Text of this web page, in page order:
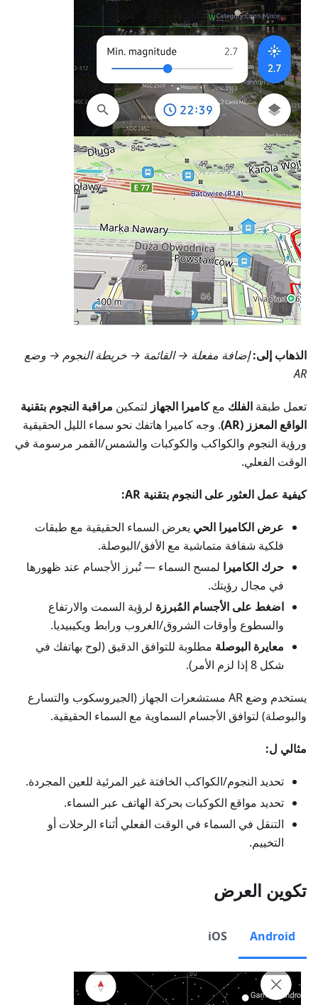
الذهاب إلى: إضافة مفعلة →القائمة → خريطة النجوم → وضع
AR
تعمل طبقة الفلك معكاميرا الجهاز لتمكين مراقبة النجوم بتقنية
الواقع المعزز (AR)
. وجه كاميرا هاتفك نحو سماء الليل الحقيقية
ورؤية النجوم والكواكب والكوكبات والشمس/القمر مرسومة في
الوقت الفعلي.
كيفية عمل العثور على النجوم بتقنية AR:
عرض الكاميرا الحي يعرض السماء الحقيقية مع طبقات
فلكية شفافة متماشية مع الأفق/البوصلة.
حرك الكاميرا لمسح السماء — تُبرز الأجسام عند ظهورها
في مجال رؤيتك.
اضغط على الأجسام المُبرزة لرؤية السمت والارتفاع
والسطوع وأوقات الشروق/الغروب ورابط ويكيبيديا.
معايرة البوصلة مطلوبة للتوافق الدقيق (لوح بهاتفك في
شكل 8 إذا لزم الأمر).
يستخدم وضع AR مستشعرات الجهاز (الجيروسكوب والتسارع
والبوصلة) لتوافق الأجسام السماوية مع السماء الحقيقية.
مثالي ل:
تحديد النجوم/الكواكب الخافتة غير المرئية للعين المجردة.
تحديد مواقع الكوكبات بحركة الهاتف عبر السماء.
التنقل في السماء في الوقت الفعلي أثناء الرحلات أو
التخييم.
تكوين العرض
Android
iOS